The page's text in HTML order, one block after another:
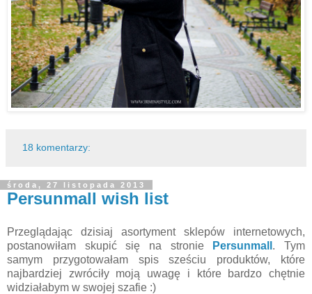
18 komentarzy:
środa, 27 listopada 2013
Persunmall wish list
Przeglądając dzisiaj asortyment sklepów internetowych,
postanowiłam skupić się na stronie
Persunmall . Tym
samym przygotowałam spis sześciu produktów, które
najbardziej zwróciły moją uwagę i które bardzo chętnie
widziałabym w swojej szafie :)